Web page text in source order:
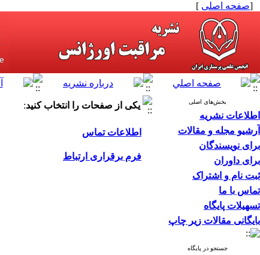
[صفحه اصلی ]
بخش‌های اصلی
اطلاعات نشریه
آرشیو مجله و مقالات
برای نویسندگان
برای داوران
ثبت نام و اشتراک
تماس با ما
تسهیلات پایگاه
بایگانی مقالات زیر چاپ
جستجو در پایگاه
یکی از صفحات را انتخاب کنید:
اطلاعات تماس
فرم برقراری ارتباط